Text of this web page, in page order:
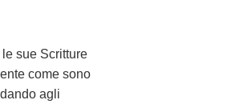
sue Scritture
come sono
agli